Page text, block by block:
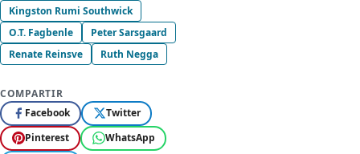
Kingston Rumi Southwick
O.T. Fagbenle
Peter Sarsgaard
Renate Reinsve
Ruth Negga
COMPARTIR
Facebook
Twitter
Pinterest
WhatsApp